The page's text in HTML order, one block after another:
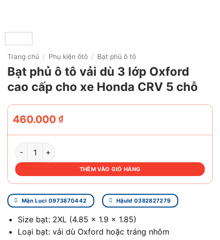
Trang chủ / Phụ kiện ôtô / Bạt phủ ô tô
Bạt phủ ô tô vải dù 3 lớp Oxford
cao cấp cho xe Honda CRV 5 chỗ
460.000 ₫
BẠT PHỦ Ô TÔ VẢI DÙ 3 LỚP OXFORD CAO CẤP CHO XE
THÊM VÀO GIỎ HÀNG
Mận Luci 0973870442 Hậuld 0382827279
Size bạt: 2XL (4.85 x 1.9 x 1.85)
Loại bạt: vải dù Oxford hoặc tráng nhôm